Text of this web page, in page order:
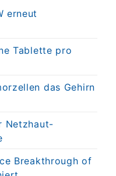
erneut
Tablette pro
das Gehirn
Netzhaut-
Breakthrough of